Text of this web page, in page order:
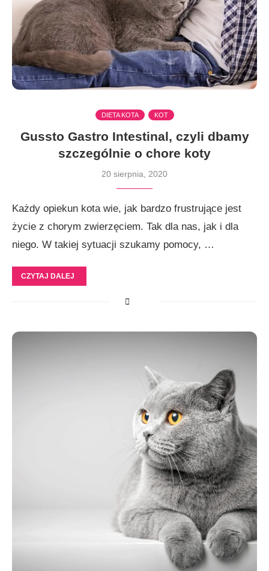
DIETA KOTA KOT
Gussto Gastro Intestinal, czyli dbamy
szczególnie o chore koty
20 sierpnia, 2020
Każdy opiekun kota wie, jak bardzo frustrujące jest
życie z chorym zwierzęciem. Tak dla nas, jak i dla
niego. W takiej sytuacji szukamy pomocy, …
CZYTAJ DALEJ